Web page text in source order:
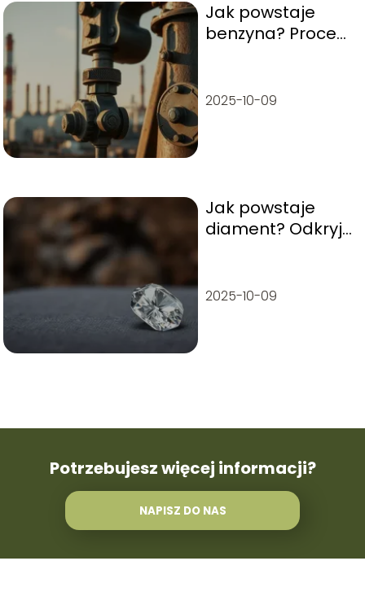
Jak powstaje
benzyna? Procesy
2025-10-09
Jak powstaje
diament? Odkryj
kamienia
2025-10-09
Potrzebujesz więcej informacji?
NAPISZ DO NAS